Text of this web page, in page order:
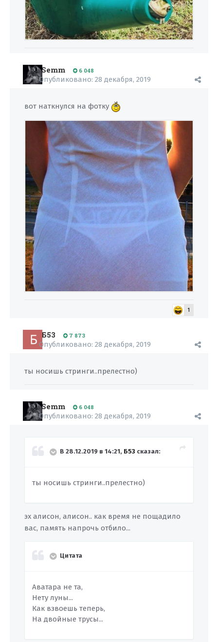
Semm 6 048
Опубликовано: 28 декабря, 2019
вот наткнулся на фотку
1
Б53 7 873
Опубликовано: 28 декабря, 2019
ты носишь стринги..прелестно)
Semm 6 048
Опубликовано: 28 декабря, 2019
В 28.12.2019 в 14:21, Б53 сказал:
ты носишь стринги..прелестно)
эх алисон, алисон.. как время не пощадило
вас, память напрочь отбило...
Цитата
Аватара не та,
Нету луны...
Как взвоешь теперь,
На двойные трусы...